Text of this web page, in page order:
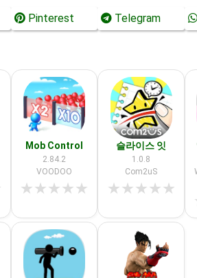
Pinterest Telegram
Mob Control
2.84.2
VOODOO
★★★★★
슬라이스 잇
1.0.8
Com2uS
★★★★★